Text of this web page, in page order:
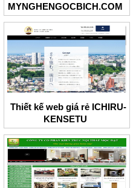
MYNGHENGOCBICH.COM
Thiết kế web giá rẻ ICHIRU-
KENSETU